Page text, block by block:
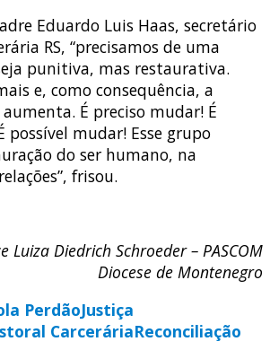
Eduardo Luis Haas, secretário
RS, “precisamos de uma
punitiva, mas restaurativa.
e, como consequência, a
É preciso mudar! É
possível mudar! Esse grupo
do ser humano, na
frisou.
Luiza Diedrich Schroeder – PASCOM
Diocese de Montenegro
PerdãoJustiça
CarceráriaReconciliação